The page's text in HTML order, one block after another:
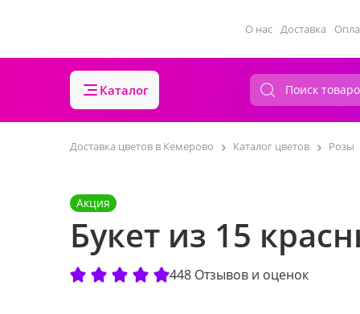
О нас Доставка
Каталог
Доставка цветов в Кемерово Каталог цветов Розы
Акция
Букет из 15
448 Отзывов и оценок